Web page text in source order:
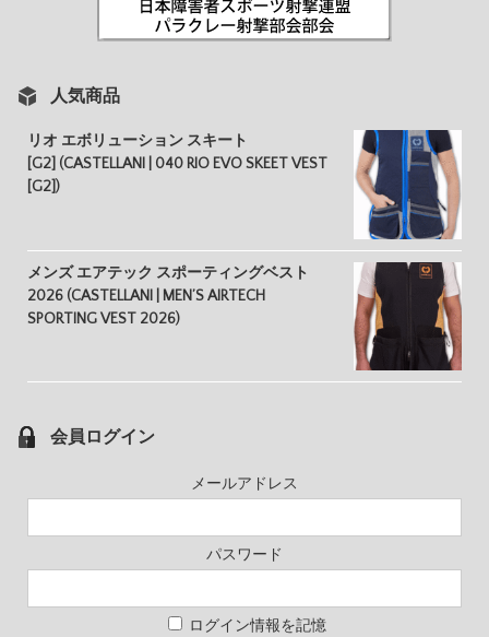
人気商品
リオ エボリューション スキート
[G2] (CASTELLANI | 040 RIO EVO SKEET VEST
[G2])
メンズ エアテック スポーティングベスト
2026 (CASTELLANI | MEN’S AIRTECH
SPORTING VEST 2026)
会員ログイン
メールアドレス
パスワード
ログイン情報を記憶